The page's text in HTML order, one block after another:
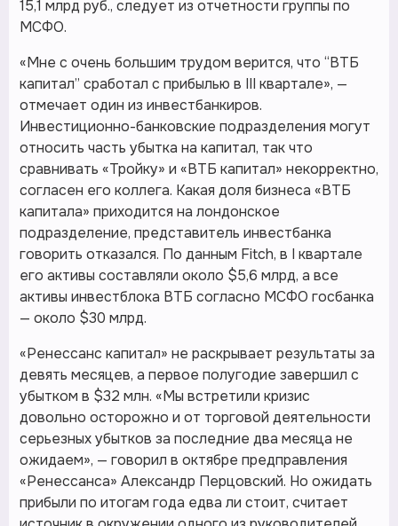
15,1 млрд руб., следует из отчетности группы по
МСФО.
«Мне с очень большим трудом верится, что “ВТБ
капитал” сработал с прибылью в III квартале», —
отмечает один из инвестбанкиров.
Инвестиционно-банковские подразделения могут
относить часть убытка на капитал, так что
сравнивать «Тройку» и «ВТБ капитал» некорректно,
согласен его коллега. Какая доля бизнеса «ВТБ
капитала» приходится на лондонское
подразделение, представитель инвестбанка
говорить отказался. По данным Fitch, в I квартале
его активы составляли около $5,6 млрд, а все
активы инвестблока ВТБ согласно МСФО госбанка
— около $30 млрд.
«Ренессанс капитал» не раскрывает результаты за
девять месяцев, а первое полугодие завершил с
убытком в $32 млн. «Мы встретили кризис
довольно осторожно и от торговой деятельности
серьезных убытков за последние два месяца не
ожидаем», — говорил в октябре предправления
«Ренессанса» Александр Перцовский. Но ожидать
прибыли по итогам года едва ли стоит, считает